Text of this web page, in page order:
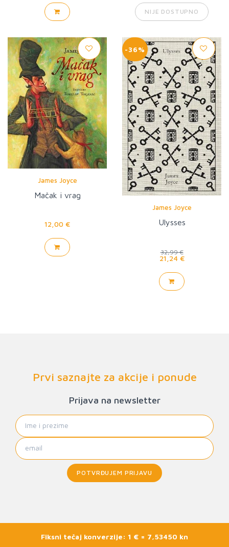
NIJE DOSTUPNO
James Joyce
Mačak i vrag
12,00 €
-36%
James Joyce
Ulysses
32,99 €
21,24 €
Prvi saznajte za akcije i ponude
Prijava na newsletter
POTVRĐUJEM PRIJAVU
Fiksni tečaj konverzije: 1 € = 7,53450 kn